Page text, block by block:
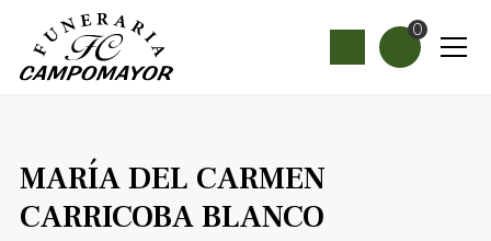
0
MARÍA DEL CARMEN
CARRICOBA BLANCO